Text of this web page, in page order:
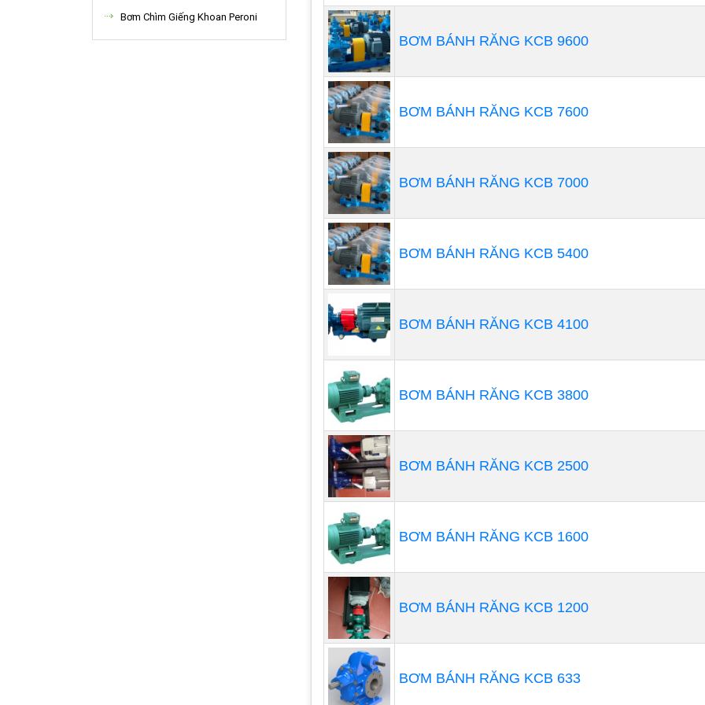
Bơm Chìm Giếng Khoan Peroni
BƠM ĐỊNH LƯỢNG PROMINENT CNPB0704PVT209A010
Thương hiệu: ProMinent
Xuất xứ: ĐỨC
Lưu lượng: 3,9 l/h
Áp xuất max: 7bar
Công suất: 11,1w
Dùng bơm các loại hóa chất với lưu lượng nhỏ, có thể dùng
chất độc hại, hóa chất có tính ăn mòn cao hoặc dùng bơm
lưu lượng và độ chính xác cao....
BƠM BÁNH RĂNG KCB 9600
BƠM BÁNH RĂNG KCB 7600
BƠM BÁNH RĂNG KCB 7000
BƠM BÁNH RĂNG KCB 5400
BƠM BÁNH RĂNG KCB 4100
BƠM BÁNH RĂNG KCB 3800
BƠM BÁNH RĂNG KCB 2500
BƠM BÁNH RĂNG KCB 1600
BƠM BÁNH RĂNG KCB 1200
BƠM BÁNH RĂNG KCB 633